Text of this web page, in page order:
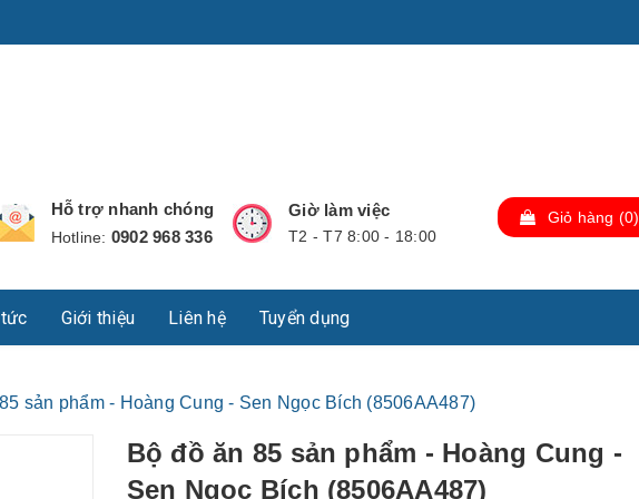
Hỗ trợ nhanh chóng
Hotline: 0902 968 336
Giờ làm việc
T2 - T7 8:00 - 18:00
Giỏ hàng (0)
Giới thiệu Liên hệ Tuyển dụng
sản phẩm - Hoàng Cung - Sen Ngọc Bích (8506AA487)
Bộ đồ ăn 85 sản phẩm - Hoàng Cung -
Sen Ngọc Bích (8506AA487)